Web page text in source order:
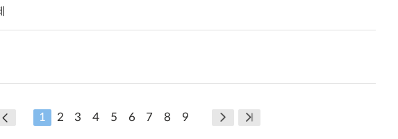
1 2 3 4 5 6 7 8 9